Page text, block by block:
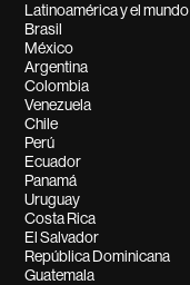
Latinoamérica y el mundo
Brasil
México
Argentina
Colombia
Venezuela
Chile
Perú
Ecuador
Panamá
Uruguay
Costa Rica
El Salvador
República Dominicana
Guatemala